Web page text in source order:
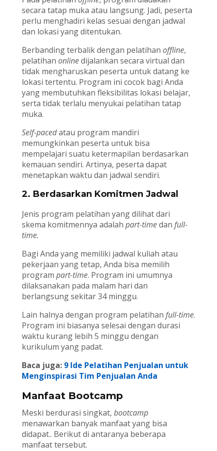
secara tatap muka atau langsung. Jadi, peserta
perlu menghadiri kelas sesuai dengan jadwal
dan lokasi yang ditentukan.
Berbanding terbalik dengan pelatihan offline,
pelatihan onlinedijalankan secara virtual dan
tidak mengharuskan peserta untuk datang ke
lokasi tertentu. Program ini cocok bagi Anda
yang membutuhkan fleksibilitas lokasi belajar,
serta tidak terlalu menyukai pelatihan tatap
muka.
Self-pacedatau program mandiri
memungkinkan peserta untuk bisa
mempelajari suatu ketermapilan berdasarkan
kemauan sendiri. Artinya, peserta dapat
menetapkan waktu dan jadwal sendiri.
2. Berdasarkan Komitmen Jadwal
Jenis program pelatihan yang dilihat dari
skema komitmennya adalah part-timedan full-
time.
Bagi Anda yang memiliki jadwal kuliah atau
pekerjaan yang tetap, Anda bisa memilih
program part-time. Program ini umumnya
dilaksanakan pada malam hari dan
berlangsung sekitar 34 minggu.
Lain halnya dengan program pelatihan full-time.
Program ini biasanya selesai dengan durasi
waktu kurang lebih 5 minggu dengan
kurikulum yang padat.
Baca juga: 9 Ide Pelatihan Penjualan untuk
Menginspirasi Tim Penjualan Anda
Manfaat Bootcamp
Meski berdurasi singkat, bootcamp
menawarkan banyak manfaat yang bisa
didapat.. Berikut di antaranya beberapa
manfaat tersebut.